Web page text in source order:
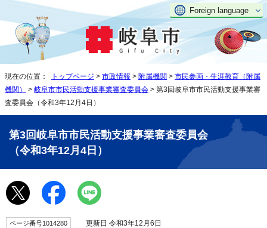
Foreign language
現在の位置： トップページ > 市政情報 > 附属機関 > 市民参画・生涯教育（附属
機関）
> 岐阜市市民活動支援事業審査委員会 > 第3回岐阜市市民活動支援事業審
査委員会（令和3年12月4日）
第3回岐阜市市民活動支援事業審査委員会
（令和3年12月4日）
ページ番号1014280 更新日 令和3年12月6日